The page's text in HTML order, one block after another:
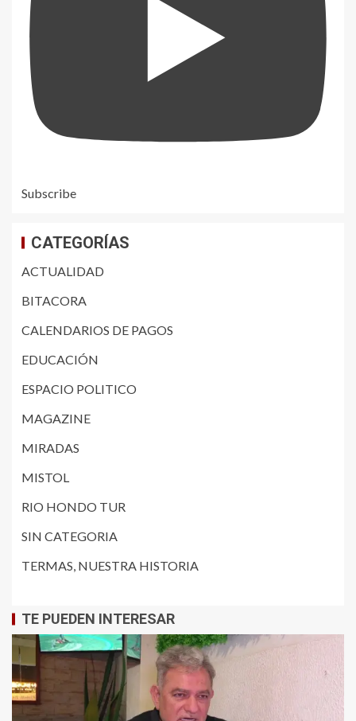
Subscribe
CATEGORÍAS
ACTUALIDAD
BITACORA
CALENDARIOS DE PAGOS
EDUCACIÓN
ESPACIO POLITICO
MAGAZINE
MIRADAS
MISTOL
RIO HONDO TUR
SIN CATEGORIA
TERMAS, NUESTRA HISTORIA
TE PUEDEN INTERESAR